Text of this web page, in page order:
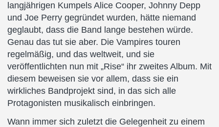
langjährigen Kumpels Alice Cooper, Johnny Depp
und Joe Perry gegründet wurden, hätte niemand
geglaubt, dass die Band lange bestehen würde.
Genau das tut sie aber. Die Vampires touren
regelmäßig, und das weltweit, und sie
veröffentlichten nun mit „Rise“ ihr zweites Album. Mit
diesem beweisen sie vor allem, dass sie ein
wirkliches Bandprojekt sind, in das sich alle
Protagonisten musikalisch einbringen.
Wann immer sich zuletzt die Gelegenheit zu einem